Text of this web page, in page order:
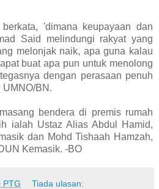
'dimana keupayaan dan
Said melindungi rakyat yang
melonjak naik, apa guna kalau
buat apa pun untuk menolong
dengan perasaan penuh
UMNO/BN.
bendera di premis rumah
ialah Ustaz Alias Abdul Hamid,
dan Mohd Tishaah Hamzah,
Kemasik. -BO
PTG Tiada ulasan: